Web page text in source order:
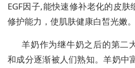
EGF因子,能快速修补老化的皮
修护能力，使肌肤健康白皙光嫩。
羊奶作为继牛奶之后的第二
和成分逐渐被人们熟知。羊奶中